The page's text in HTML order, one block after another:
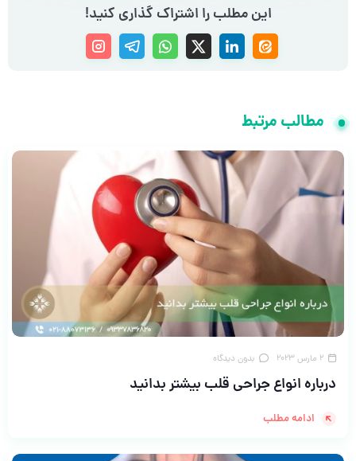
این مطلب را اشتراک گذاری کنید!
مطالب مرتبط
2 مارس 2023 بدون دیدگاه
درباره انواع جراحی قلب بیشتر بدانید
ادامه مطلب